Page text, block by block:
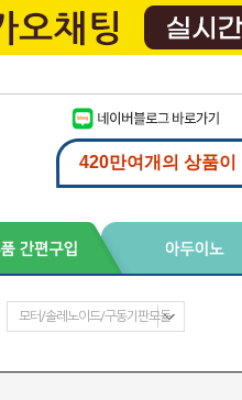
모터/솔레노이드/구동기판모듈